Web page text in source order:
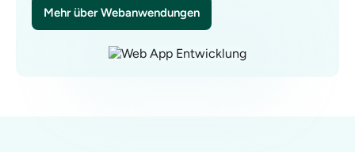
Mehr über Webanwendungen